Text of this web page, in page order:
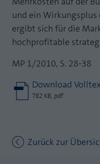
und ein
ergibt sich für die
hochprofitable
MP 1/2010, S. 28-38
Download
782 KB, pdf
Zurück zur